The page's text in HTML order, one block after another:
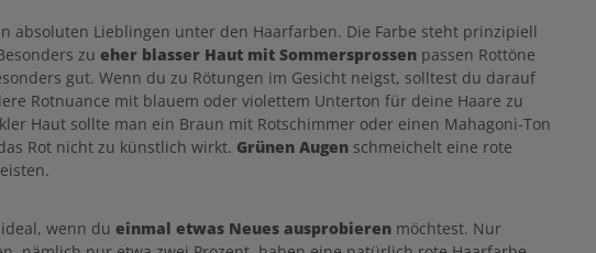
absoluten Lieblingen unter den Haarfarben. Die Farbe steht prinzipiell
zu eher blasser Haut mit Sommersprossen passen Rottöne
gut. Wenn du zu Rötungen im Gesicht neigst, solltest du darauf
Rotnuance mit blauem oder violettem Unterton für deine Haare zu
Haut sollte man ein Braun mit Rotschimmer oder einen Mahagoni-Ton
Rot nicht zu künstlich wirkt. Grünen Augen schmeichelt eine rote
wenn du einmal etwas Neues ausprobieren möchtest. Nur